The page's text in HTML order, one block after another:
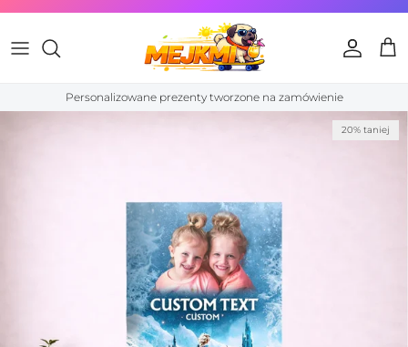
Przejdź do treści
Konto
Personalizowane prezenty tworzone na zamówienie
20% taniej